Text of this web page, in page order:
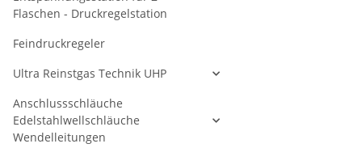
Flaschen - Druckregelstation
Feindruckregeler
Ultra Reinstgas Technik UHP
Anschlussschläuche
Edelstahlwellschläuche
Wendelleitungen